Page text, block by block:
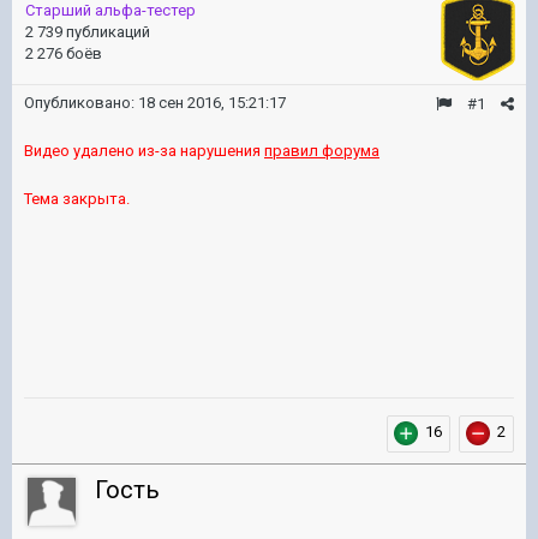
Старший альфа-тестер
2 739 публикаций
2 276 боёв
#1
Опубликовано: 18 сен 2016, 15:21:17
Видео удалено из-за нарушения правил форума
Тема закрыта.
16 2
Гость